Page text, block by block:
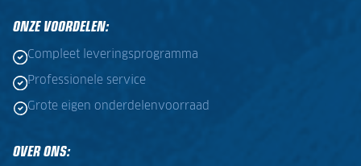
ONZE VOORDELEN:
Compleet leveringsprogramma
Professionele service
Grote eigen onderdelenvoorraad
OVER ONS: